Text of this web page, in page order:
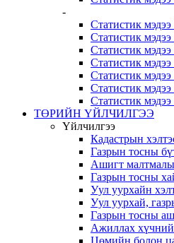
-
Статистик
Статистик
Статистик
Статистик
Статистик
Статистик
Статистик
ТӨРИЙН ҮЙЛЧИЛГЭЭ
Үйлчилгээ
Кадастрын
Газрын тосны
Ашигт
Газрын тосны
Уул уурхайн
Уул уурхай,
Газрын тосны
Ажиллах хүчний
Цөмийн болон